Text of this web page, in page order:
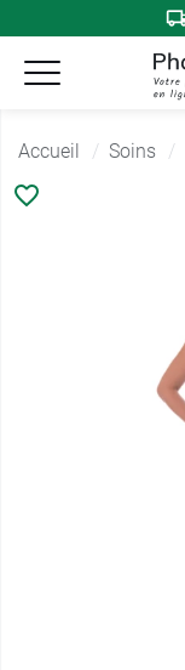
Accueil Soins